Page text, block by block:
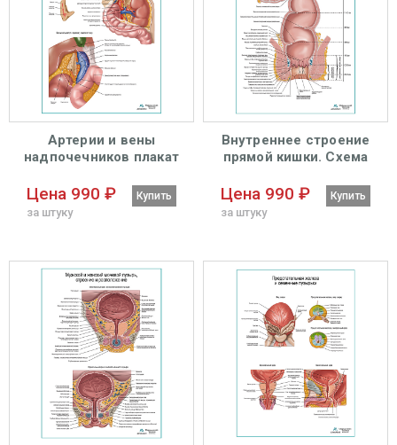
Артерии и вены
надпочечников плакат
Цена 990 ₽
за штуку
Купить
Внутреннее строение
прямой кишки. Схема
Цена 990 ₽
за штуку
Купить